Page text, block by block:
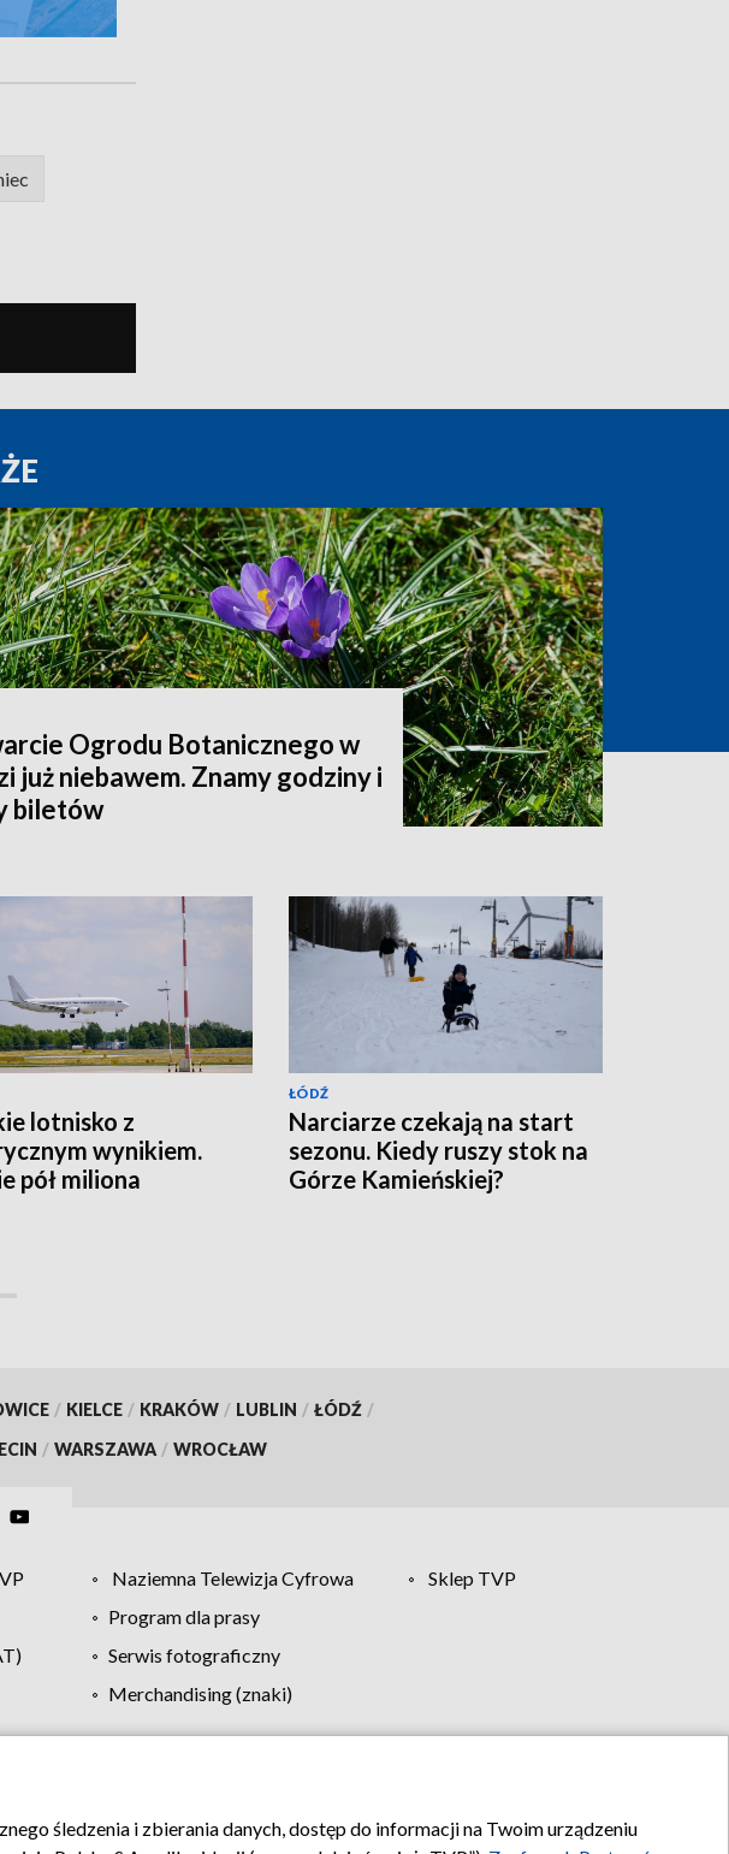
Ogrodu Botanicznego w
już niebawem. Znamy godziny i
biletów
lotnisko z
wynikiem.
pół miliona
ŁÓDŹ
Narciarze czekają na start
sezonu. Kiedy ruszy stok na
Górze Kamieńskiej?
/ KIELCE / KRAKÓW / LUBLIN / ŁÓDŹ /
/ WARSZAWA / WROCŁAW
Naziemna Telewizja Cyfrowa
Sklep TVP
Program dla prasy
Serwis fotograficzny
Merchandising (znaki)
Pomoc Biuro reklamy Kontakt
śledzenia i zbierania danych, dostęp do informacji na Twoim urządzeniu